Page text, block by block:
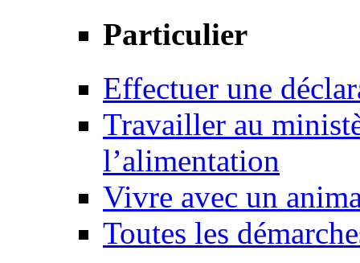
Particulier
Effectuer une
Travailler au
l’alimentation
Vivre avec un
Toutes les